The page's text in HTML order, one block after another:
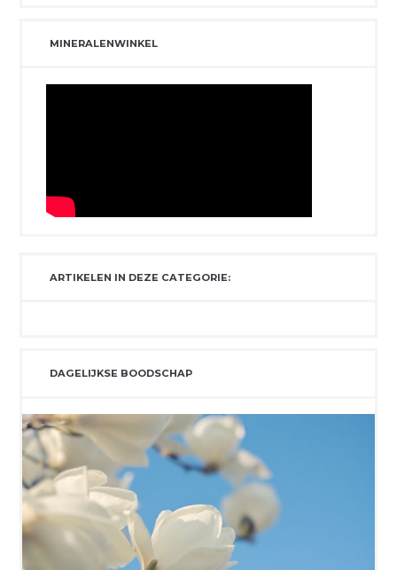
MINERALENWINKEL
ARTIKELEN IN DEZE CATEGORIE:
DAGELIJKSE BOODSCHAP